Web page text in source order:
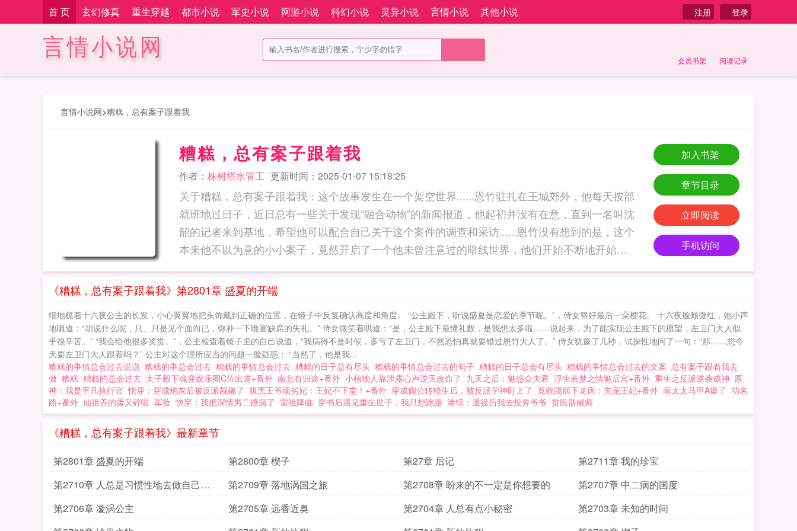
首 页 玄幻修真 重生穿越 都市小说 军史小说 网游小说 科幻小说 灵异小说 言情小说 其他小说 登录
注册
言情小说网 阅读记录
会员书架
言情小说网>糟糕，总有案子跟着我
糟糕，总有案子跟着我
作者： 株树塔水管工 更新时间：2025-01-07 15:18:25
关于糟糕，总有案子跟着我：这个故事发生在一个架空世界......恩竹驻扎在王城郊外，他每天按部
就班地过日子，近日总有一些关于发现“融合动物”的新闻报道，他起初并没有在意，直到一名叫沈
韶的记者来到基地，希望他可以配合自己关于这个案件的调查和采访......恩竹没有想到的是，这个
本来他不以为意的小小案子，竟然开启了一个他未曾注意过的暗线世界，他们开始不断地开始卷
活。 糟糕，总有案子跟着我
加入书架
章节目录
立即阅读
手机访问
《糟糕，总有案子跟着我》第2801章 盛夏的开端
细地梳着十六夜公主的长发，小心翼翼地把头饰戴到正确的位置，在镜子中反复确认高度和角度。 “公主殿下，听说盛夏是恋爱的季节呢。”，侍女簪好最后一朵樱花。 十六夜脸颊微红，她小声
地嗔道：“胡说什么呢，只、只是见个面而已，弥补一下晚宴缺席的失礼。” 侍女微笑着哄道：“是，公主殿下最懂礼数，是我想太多啦……说起来，为了能实现公主殿下的愿望，左卫门大人似
乎很辛苦。” “我会给他很多奖赏。”，公主检查着镜子里的自己说道，“我病得不是时候，多亏了左卫门，不然恐怕真就要错过恩竹大人了。” 侍女犹豫了几秒，试探性地问了一句：“那……您今
天要左卫门大人跟着吗？” 公主对这个理所应当的问题一脸疑惑： “当然了，他是我...
糟糕的事情总会过去说说 糟糕的事总会过去 糟糕的事情总会过去 糟糕的日子总有尽头 糟糕的事情总会过去的句子 糟糕的日子总会有尽头 糟糕的事情总会过去的文案 总有案子跟着我去
做 糟糕 糟糕的总会过去 太子殿下魂穿娱乐圈C位出道+番外 南北有归途+番外 小植物人靠泄露心声逆天改命了 九天之后：魅惑众夫君 浮生若梦之情魅后宫+番外 重生之反派逆袭成神 原
神：我是平凡执行官 快穿：穿成炮灰后被反派觊觎了 腹黑王爷顽劣妃：王妃不下堂！+番外 穿成癫公转校生后，被反派学神盯上了 竟敢踢朕下龙床：失宠王妃+番外 南太太马甲A爆了 功名
路+番外 仙祖养的蛋又碎啦 军妆 快穿：我把深情男二撩疯了 雷祖降临 穿书后遇见重生世子，我只想跑路 港综：退役后我去投奔爷爷 贫民器械师
《糟糕，总有案子跟着我》最新章节
第2801章 盛夏的开端 第2800章 楔子 第27章 后记
第2711章 我的珍宝
第2710章 人总是习惯性地去做自己擅
长的事
第2709章 落地涡国之旅 第2708章 盼来的不一定是你想要的
第2707章 中二病的国度
第2706章 漩涡公主
第2705章 远香近臭 第2704章 人总有点小秘密
第2703章 未知的时间